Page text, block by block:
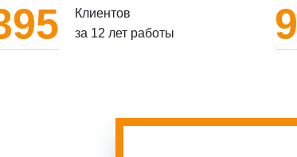
Клиентов
за 12 лет работы